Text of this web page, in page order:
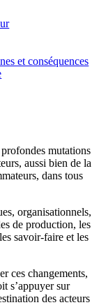
et conséquences
mutations
aussi bien de la
dans tous
organisationnels,
de production, les
savoir-faire et les
ces changements,
s’appuyer sur
des acteurs